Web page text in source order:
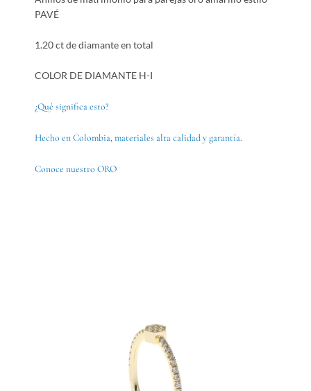
PAVÉ
1.20 ct de diamante en total
COLOR DE DIAMANTE H-I
¿Qué significa esto?
Hecho en Colombia, materiales alta calidad y garantía.
Conoce nuestro ORO